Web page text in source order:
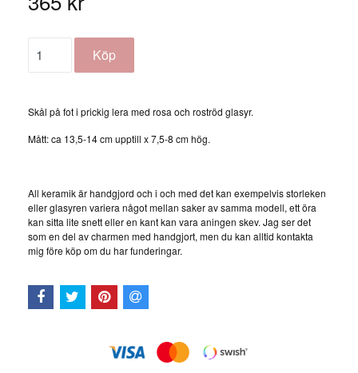
Skål på fot i prickig lera med rosa och roströd glasyr.
Mått: ca 13,5-14 cm upptill x 7,5-8 cm hög.
All keramik är handgjord och i och med det kan exempelvis storleken
eller glasyren variera något mellan saker av samma modell, ett öra
kan sitta lite snett eller en kant kan vara aningen skev. Jag ser det
som en del av charmen med handgjort, men du kan alltid kontakta
mig före köp om du har funderingar.